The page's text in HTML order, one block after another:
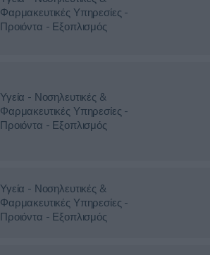
Φαρμακευτικές Υπηρεσίες -
Προιόντα - Εξοπλισμός
Υγεία - Νοσηλευτικές &
Φαρμακευτικές Υπηρεσίες -
Προιόντα - Εξοπλισμός
Υγεία - Νοσηλευτικές &
Φαρμακευτικές Υπηρεσίες -
Προιόντα - Εξοπλισμός